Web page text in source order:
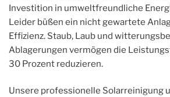
Investition in umweltfreundliche
Leider büßen ein nicht gewartete
Effizienz. Staub, Laub und
Ablagerungen vermögen die
30 Prozent reduzieren.
Unsere professionelle Solarreinigung